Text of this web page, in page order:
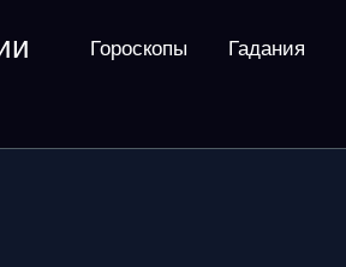
Гороскопы Гадания